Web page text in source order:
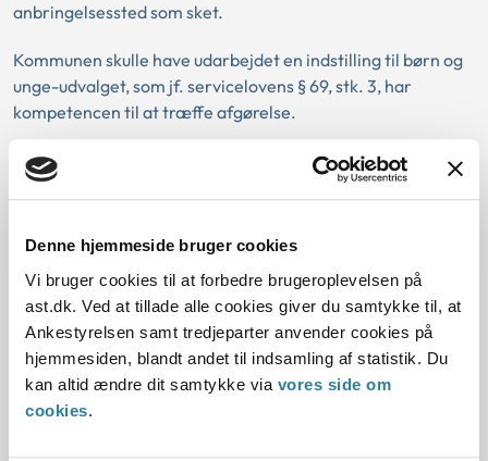
Denne hjemmeside bruger cookies
Vi bruger cookies til at forbedre brugeroplevelsen på
ast.dk. Ved at tillade alle cookies giver du samtykke til, at
Ankestyrelsen samt tredjeparter anvender cookies på
hjemmesiden, blandt andet til indsamling af statistik. Du
kan altid ændre dit samtykke via vores side om
cookies.
anbringelsessted som sket.
Kommunen skulle have udarbejdet en indstilling til børn og
unge-udvalget, som jf. servicelovens § 69, stk. 3, har
kompetencen til at træffe afgørelse.
Lovgivning:
Afgørelse:
1. Baggrund for at behandle sagen principielt
2. Reglerne